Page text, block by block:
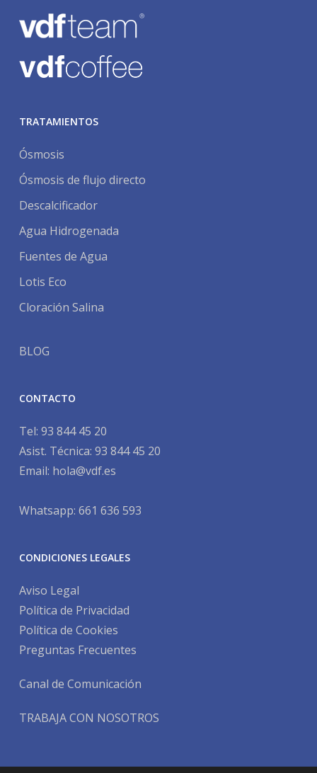
TRATAMIENTOS
Ósmosis
Ósmosis de flujo directo
Descalcificador
Agua Hidrogenada
Fuentes de Agua
Lotis Eco
Cloración Salina
BLOG
CONTACTO
Tel: 93 844 45 20
Asist. Técnica: 93 844 45 20
Email: hola@vdf.es
Whatsapp: 661 636 593
CONDICIONES LEGALES
Aviso Legal
Política de Privacidad
Política de Cookies
Preguntas Frecuentes
Canal de Comunicación
TRABAJA CON NOSOTROS